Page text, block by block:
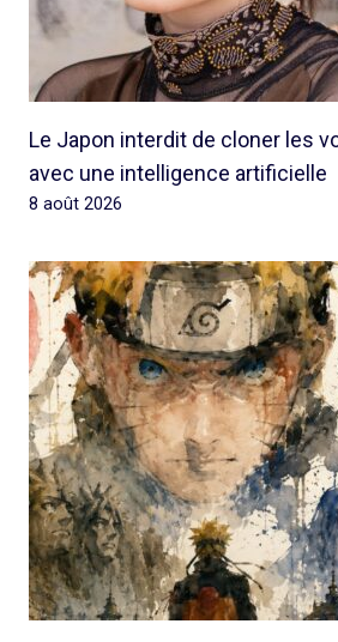
Le Japon interdit de cloner les
avec une intelligence artificielle
8 août 2026